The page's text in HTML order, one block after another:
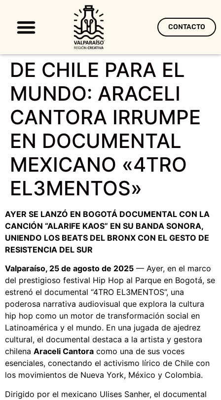
CONTACTO
DE CHILE PARA EL
MUNDO: ARACELI
CANTORA IRRUMPE
EN DOCUMENTAL
MEXICANO «4TRO
EL3MENTOS»
AYER SE LANZÓ EN BOGOTÁ DOCUMENTAL CON LA
CANCIÓN “ALARIFE KAOS” EN SU BANDA SONORA,
UNIENDO LOS BEATS DEL BRONX CON EL GESTO DE
RESISTENCIA DEL SUR
Valparaíso, 25 de agosto de 2025 — Ayer, en el marco
del prestigioso festival Hip Hop al Parque en Bogotá, se
estrenó el documental “4TRO EL3MENTOS”, una
poderosa narrativa audiovisual que explora la cultura
hip hop como un motor de transformación social en
Latinoamérica y el mundo. En una jugada de ajedrez
cultural, el documental destaca a la artista y gestora
chilena Araceli Cantora como una de sus voces
esenciales, conectando el activismo lírico de Chile con
los movimientos de Nueva York, México y Colombia.
Dirigido por el mexicano Ulises Sanher, el documental